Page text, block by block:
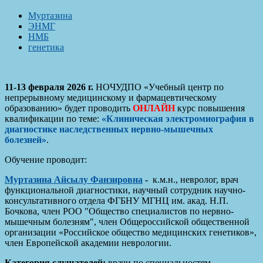
Муртазина
ЭНМГ
НМБ
генетика
11-13 февраля 2026 г. НОЧУДПО «Учебный центр по
непрерывному медицинскому и фармацевтическому
образованию» будет проводить ОНЛАЙНкурс повышения
квалификации по теме: «Клиническая электромиография в
диагностике наследственных нервно-мышечных
болезней».
Обучение проводит:
Муртазина Айсылу Фанзировна - к.м.н., невролог, врач
функциональной диагностики, научный сотрудник научно-
консультативного отдела ФГБНУ МГНЦ им. акад. Н.П.
Бочкова, член РОО "Общество специалистов по нервно-
мышечным болезням", член Общероссийской общественной
организации «Российское общество медицинских генетиков»,
член Европейской академии неврологии.